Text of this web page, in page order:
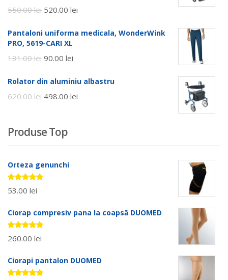
550.00lei 520.00 lei
Pantaloni uniforma medicala, WonderWink
PRO, 5619-CARI XL
131.00lei 90.00 lei
Rolator din aluminiu albastru
620.00lei 498.00 lei
Produse Top
Orteza genunchi
Evaluat la
5.00stele
53.00 lei
Ciorap compresiv pana la coapsă DUOMED
Evaluat la
5.00stele
260.00 lei
Ciorapi pantalon DUOMED